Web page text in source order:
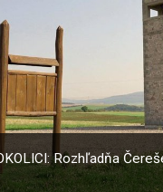
Rozhľadňa